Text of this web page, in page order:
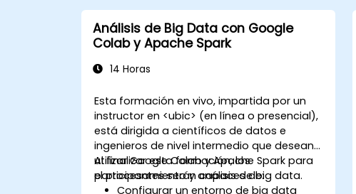
Análisis de Big Data con Google
Colab y Apache Spark
14 Horas
Esta formación en vivo, impartida por un
instructor en <ubic> (en línea o presencial),
está dirigida a científicos de datos e
ingenieros de nivel intermedio que desean
utilizar Google Colab y Apache Spark para
el procesamiento y análisis de big data.
Al finalizar esta formación, los
participantes serán capaces de:
Configurar un entorno de big data